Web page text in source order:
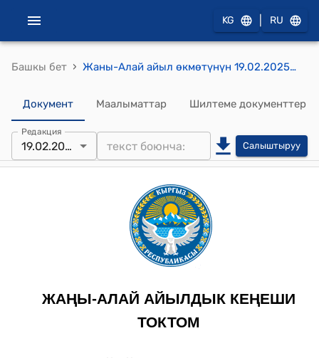
KG RU
Башкы бет › Жаны-Алай айыл өкмөтүнүн 19.02.2025 №4/1 Жаңы-Алай айыл өкмөтүнүн салык мезгилдерине пайдалануу үчүн турак жай имарараттары жана жайлары үчүн 2025-2027-жылдарга салык ставкаларын бекитүү жөнүндө токтому
Документ Маалыматтар Шилтеме документтер
Редакция
19.02.2025 Салыштыруу